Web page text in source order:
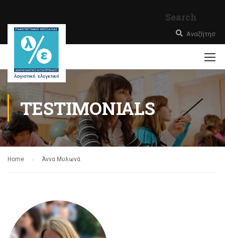
Search
TESTIMONIALS
Home Άννα Μυλωνά